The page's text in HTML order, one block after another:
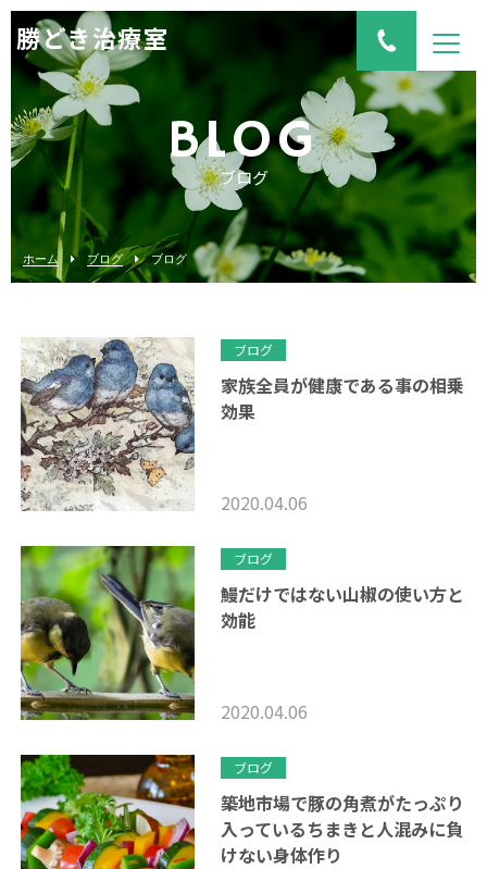
勝どき治療室
BLOG
ブログ
ホーム ブログ ブログ
ブログ
家族全員が健康である事の相乗
効果
2020.04.06
ブログ
鰻だけではない山椒の使い方と
効能
2020.04.06
ブログ
築地市場で豚の角煮がたっぷり
入っているちまきと人混みに負
けない身体作り